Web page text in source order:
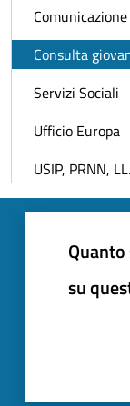
Consulta
Servizi Sociali
Ufficio Europa
USIP, PRNN,
su